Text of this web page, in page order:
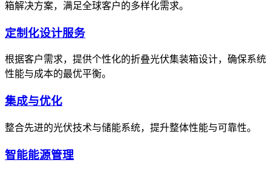
箱解决方案，满足全球客户的多样化需求。
定制化设计服务
根据客户需求，提供个性化的折叠光伏集装箱设计，确保系统
性能与成本的最优平衡。
集成与优化
整合先进的光伏技术与储能系统，提升整体性能与可靠性。
智能能源管理